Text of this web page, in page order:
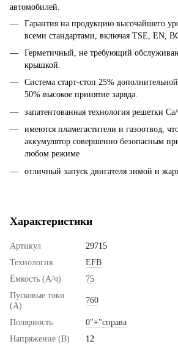
автомобилей.
Гарантия на продукцию высочайшего
всеми стандартами, включая TSE, EN,
Герметичный, не требующий
крышкой.
Система старт-стоп 25%
50% высокое принятие заряда.
запатентованная технология решетки Ca/
имеются пламегастители и газоотвод,
аккумулятор совершенно безопасным
любом режиме
отличный запуск двигателя зимой и
Характеристики
Артикул
29715
Технология
EFB
Ёмкость (А/ч)
75
Пусковые токи
(А)
760
Полярность
0"+"справа
Напряжение (В)
12